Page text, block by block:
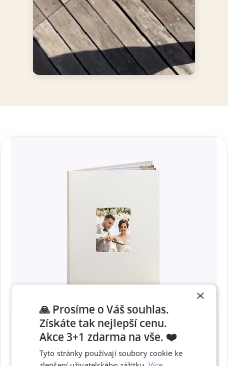
×
🙏 Prosíme o Váš souhlas.
Získáte tak nejlepší cenu.
Akce 3+1 zdarma na vše. ❤️
Tyto stránky používají soubory cookie ke